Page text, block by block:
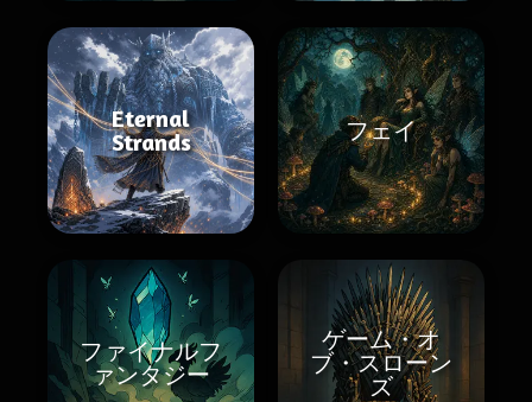
Eternal
Strands
フェイ
ファイナルフ
ァンタジー
ゲーム・オ
ブ・スローン
ズ